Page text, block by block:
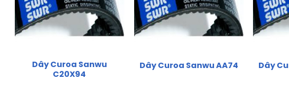
Dây Curoa Sanwu
C20X94
Dây Curoa Sanwu AA74 Dây